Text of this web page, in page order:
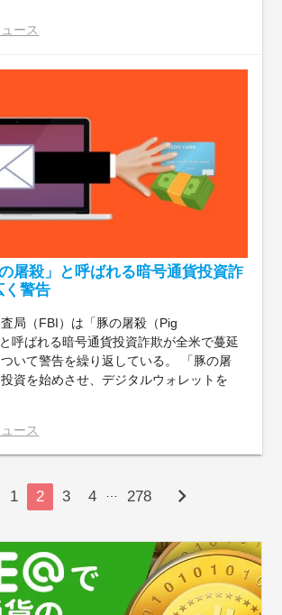
ース
屠殺」と呼ばれる暗号通貨投資詐
く警告
局（FBI）は「豚の屠殺（Pig
呼ばれる暗号通貨投資詐欺が全米で蔓延
いて警告を繰り返している。 「豚の屠
資を始めさせ、デジタルウォレットを
ース
1 2 3 4 … 278 chevron_right